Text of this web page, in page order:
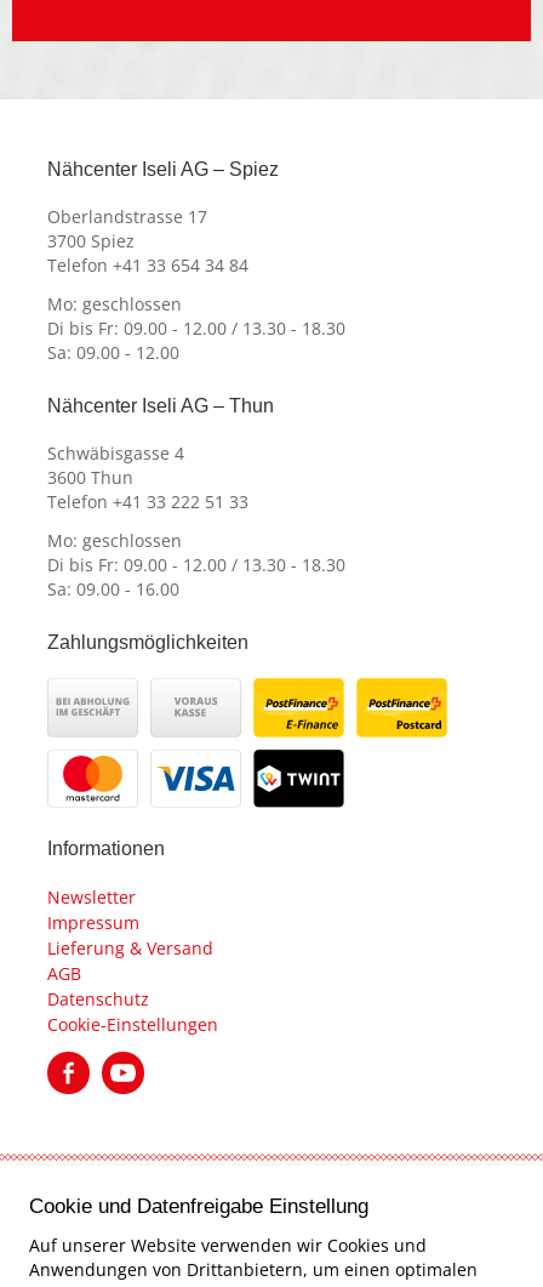
Nähcenter Iseli AG – Spiez
Oberlandstrasse 17
3700 Spiez
Telefon +41 33 654 34 84
Mo: geschlossen
Di bis Fr: 09.00 - 12.00 / 13.30 - 18.30
Sa: 09.00 - 12.00
Nähcenter Iseli AG – Thun
Schwäbisgasse 4
3600 Thun
Telefon +41 33 222 51 33
Mo: geschlossen
Di bis Fr: 09.00 - 12.00 / 13.30 - 18.30
Sa: 09.00 - 16.00
Zahlungsmöglichkeiten
Informationen
Newsletter
Impressum
Lieferung & Versand
AGB
Datenschutz
Cookie-Einstellungen
created by Internetgalerie AG
Cookie und Datenfreigabe Einstellung
Auf unserer Website verwenden wir Cookies und
Anwendungen von Drittanbietern, um einen optimalen